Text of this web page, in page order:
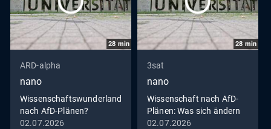
28 min
ARD-alpha
nano
Wissenschaftswunderland
nach AfD-Plänen?
02.07.2026
28 min
3sat
nano
Wissenschaft nach AfD-
Plänen: Was sich ändern
würde | NANO
02.07.2026